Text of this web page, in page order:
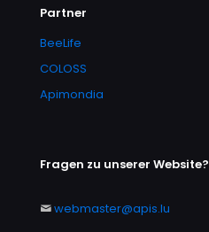
Partner
BeeLife
COLOSS
Apimondia
Fragen zu unserer Website?
webmaster@apis.lu